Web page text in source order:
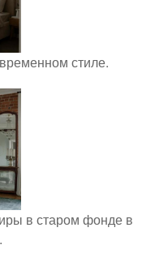
стиле.
в старом фонде в